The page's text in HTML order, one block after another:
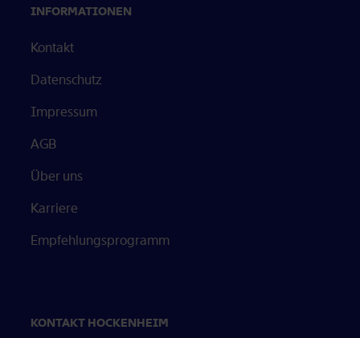
INFORMATIONEN
Kontakt
Datenschutz
Impressum
AGB
Über uns
Karriere
Empfehlungsprogramm
KONTAKT HOCKENHEIM